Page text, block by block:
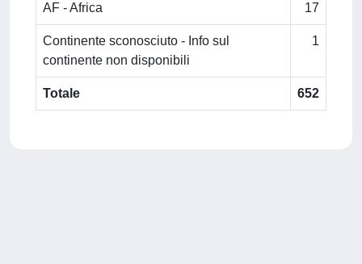
AF - Africa 17
Continente sconosciuto - Info sul
continente non disponibili
1
Totale 652